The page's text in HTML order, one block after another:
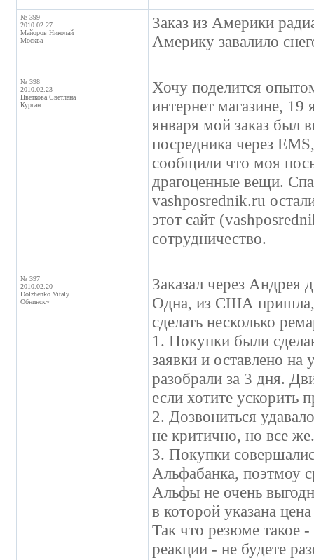
№ 399
2010.02.27
Майоров Николай
Москва
Заказ из Америки
Америку завалило
№ 398
2010.02.23
Цветкова Светлана
Курган
Хочу поделится
интернет магазине,
января мой заказ был
посредника через
сообщили что моя
драгоценные вещи.
vashposrednik.ru
этот сайт
сотрудничество.
№ 397
2010.02.20
Dolzhenko Vitaly
Обнинск~
Заказал через
Одна, из США пришла,
сделать несколько
1. Покупки были
заявки и оставлено на
разобрали за 3 дня.
если хотите ускорить
2. Дозвониться
не критично, но все же.
3. Покупки
Альфабанка, поэтмоу
Альфы не очень
в которой указана
Так что резюме такое
реакции - не будете